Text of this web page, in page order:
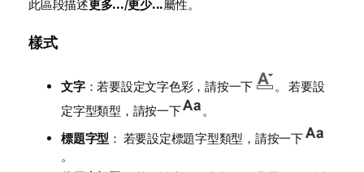
此區段描述更多.../更少...屬性。
樣式
文字：若要設定文字色彩，請按一下
。 若要設
定字型類型，請按一下
。
標題字型 ： 若要設定標題字型類型，請按一下
。